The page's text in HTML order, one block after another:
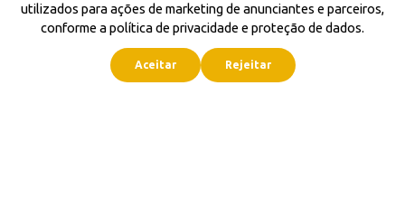
utilizados para ações de marketing de anunciantes e parceiros,
conforme a política de privacidade e proteção de dados.
Aceitar Rejeitar